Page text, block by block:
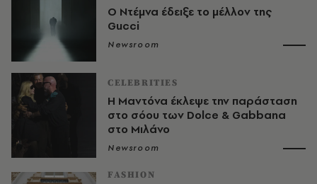
Ο Ντέμνα έδειξε το μέλλον της
Gucci
Newsroom
CELEBRITIES
Η Μαντόνα έκλεψε την παράσταση
στο σόου των Dolce & Gabbana
στο Μιλάνο
Newsroom
FASHION